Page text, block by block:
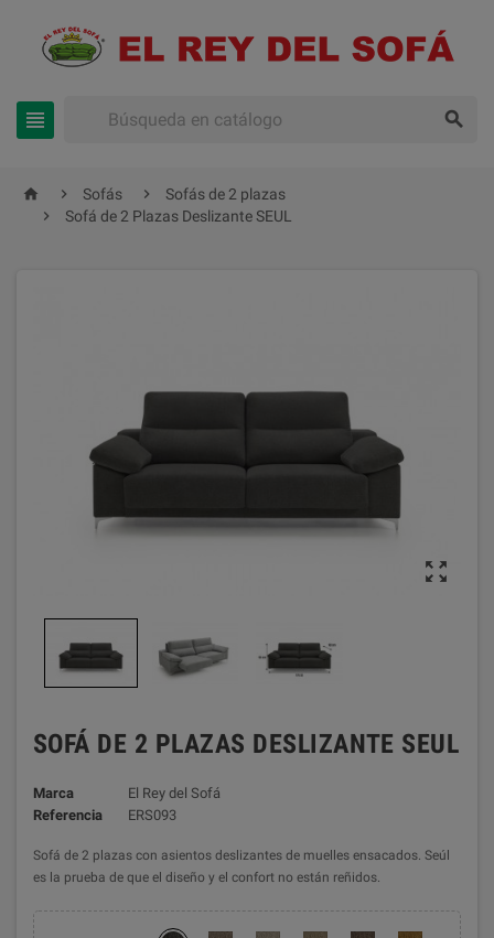
 
  Sofás 
Sofás de 2 plazas

Sofá de 2 Plazas Deslizante SEUL

SOFÁ DE 2 PLAZAS DESLIZANTE SEUL
Marca
El Rey del Sofá
Referencia
ERS093
Sofá de 2 plazas con asientos deslizantes de muelles ensacados. Seúl
es la prueba de que el diseño y el confort no están reñidos.